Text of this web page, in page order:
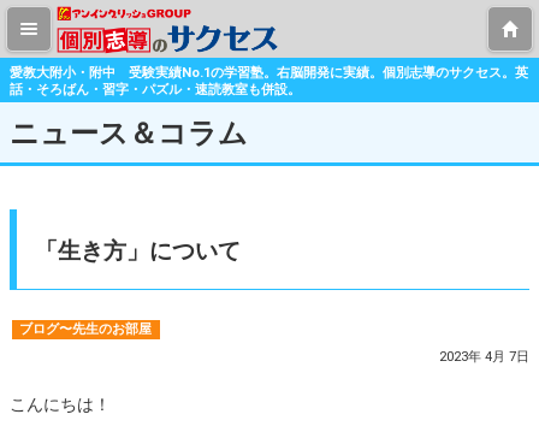
愛教大附小・附中 受験実績No.1の学習塾。右脳開発に実績。個別志導のサクセス。英
話・そろばん・習字・パズル・速読教室も併設。
ニュース＆コラム
「生き方」について
ブログ〜先生のお部屋
2023年 4月 7日
こんにちは！